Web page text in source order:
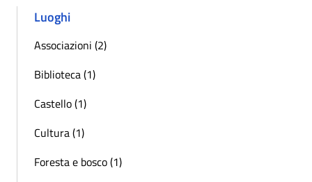
Luoghi
Associazioni (2)
Biblioteca (1)
Castello (1)
Cultura (1)
Foresta e bosco (1)